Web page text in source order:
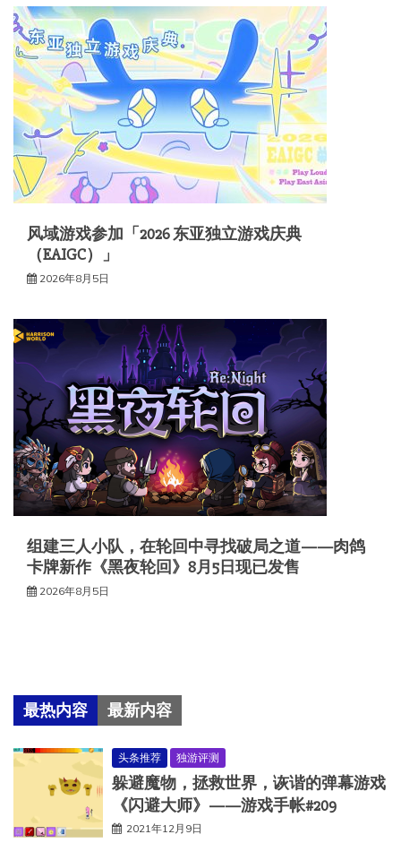
风域游戏参加「2026 东亚独立游戏庆典
（EAIGC）」
2026年8月5日
组建三人小队，在轮回中寻找破局之道——肉鸽
卡牌新作《黑夜轮回》8月5日现已发售
2026年8月5日
最热内容 最新内容
头条推荐 独游评测
躲避魔物，拯救世界，诙谐的弹幕游戏
《闪避大师》——游戏手帐#209
2021年12月9日